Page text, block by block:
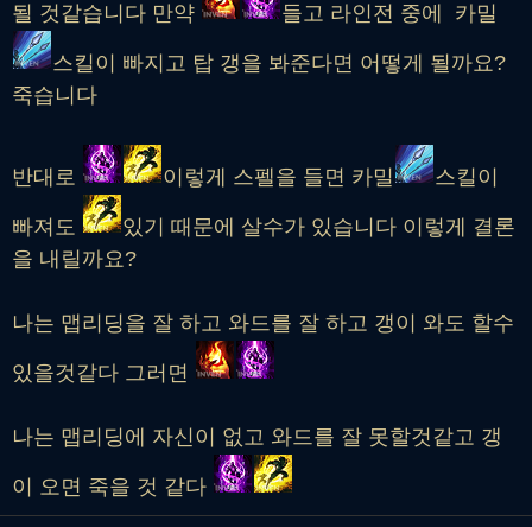
될 것같습니다 만약 들고 라인전 중에 카밀
스킬이 빠지고 탑 갱을 봐준다면 어떻게 될까요?
죽습니다
반대로 이렇게 스펠을 들면 카밀 스킬이
빠져도
있기 때문에 살수가 있습니다 이렇게 결론
을 내릴까요?
나는 맵리딩을 잘 하고 와드를 잘 하고 갱이 와도 할수
있을것같다 그러면
나는 맵리딩에 자신이 없고 와드를 잘 못할것같고 갱
이 오면 죽을 것 같다